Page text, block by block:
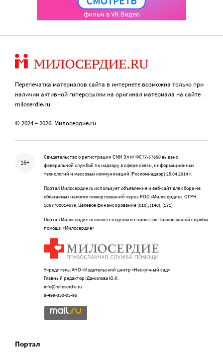
Перепечатка материалов сайта в интернете возможна только при
наличии активной гиперссылки на оригинал материала на сайте
miloserdie.ru
© 2024 – 2026. Милосердие.ru
16+
Свидетельство о регистрации СМИ Эл № ФС77-57850 выдано
федеральной службой по надзору в сфере связи, информационных
технологий и массовых коммуникаций (Роскомнадзор) 25.04.2014 г.
Портал Милосердие.ru использует объявления и веб-сайт для сбора не
облагаемых налогом пожертвований через РОО «Милосердие», ОГРН
1057700014679, Целевое финансирование (010), (140), (171)
Портал Милосердие.ru является одним из проектов Православной службы
помощи «Милосердие»
Учредитель: АНО «Издательский центр «Нескучный сад»
Главный редактор: Данилова Ю.К.
info@miloserdie.ru
8-499-350-05-95
Портал